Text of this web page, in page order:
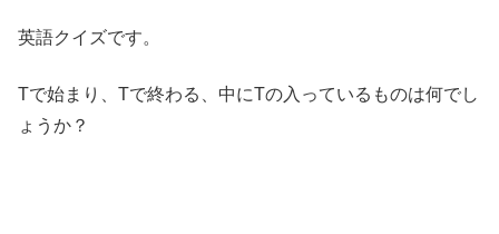
英語クイズです。
Tで始まり、Tで終わる、中にTの入っているものは何でし
ょうか？